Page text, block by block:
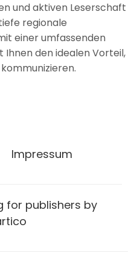
und aktiven Leserschaft
regionale
einer umfassenden
den idealen Vorteil,
Impressum
for publishers by